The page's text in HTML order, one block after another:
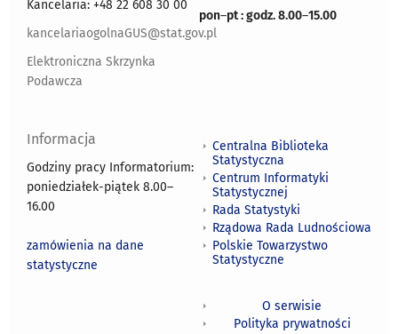
Kancelaria: +48 22 608 30 00
kancelariaogolnaGUS@stat.gov.pl
Elektroniczna Skrzynka
Podawcza
pon–pt : godz. 8.00–15.00
Informacja
Godziny pracy Informatorium:
poniedziałek-piątek 8.00–
16.00
zamówienia na dane
statystyczne
Centralna Biblioteka
Statystyczna
Centrum Informatyki
Statystycznej
Rada Statystyki
Rządowa Rada Ludnościowa
Polskie Towarzystwo
Statystyczne
O serwisie
Polityka prywatności